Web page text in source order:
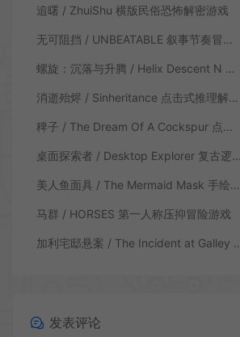
追曙 / ZhuiShu 横版民俗恐怖解密游戏
无可阻挡 / UNBEATABLE 叙事节奏冒险游戏
螺旋：沉落与升腾 / Helix Descent N Ascent 解谜冒险游戏
消逝殆烬 / Sinheritance 点击式推理解谜游戏
稗子 / The Dream Of A Cockspur 点击式剧情解谜游戏
桌面探索者 / Desktop Explorer 复古逻辑解密游戏
美人鱼面具 / The Mermaid Mask 手绘点击侦探解谜游戏
马群 / HORSES 第一人称压抑冒险游戏
加利宅邸悬案 / The Incident at
发表评论